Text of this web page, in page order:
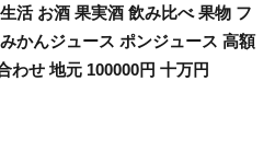
活 お酒 果実酒 飲み比べ 果物 フ
かんジュース ポンジュース 高額
わせ 地元 100000円 十万円